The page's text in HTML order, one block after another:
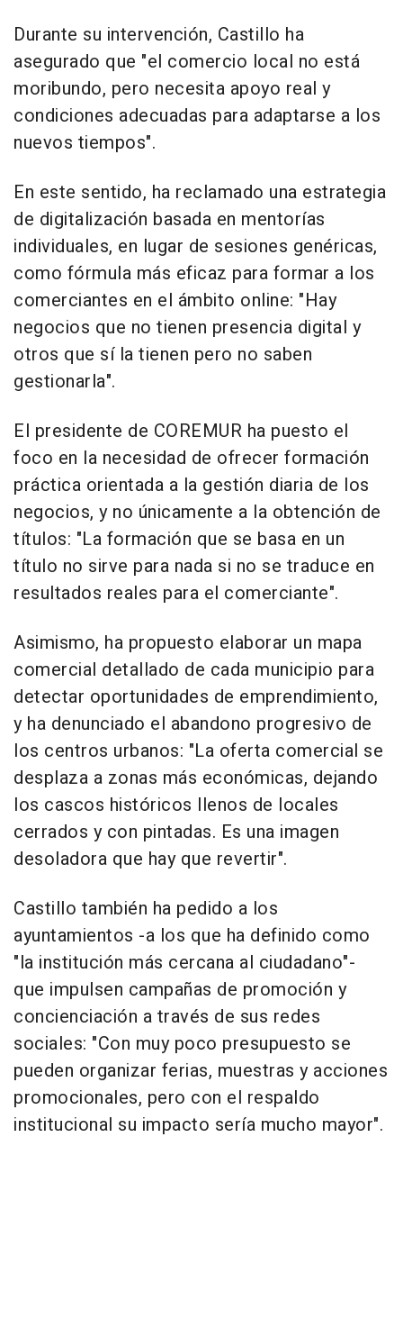
Durante su intervención, Castillo ha
asegurado que "el comercio local no está
moribundo, pero necesita apoyo real y
condiciones adecuadas para adaptarse a los
nuevos tiempos".
En este sentido, ha reclamado una estrategia
de digitalización basada en mentorías
individuales, en lugar de sesiones genéricas,
como fórmula más eficaz para formar a los
comerciantes en el ámbito online: "Hay
negocios que no tienen presencia digital y
otros que sí la tienen pero no saben
gestionarla".
El presidente de COREMUR ha puesto el
foco en la necesidad de ofrecer formación
práctica orientada a la gestión diaria de los
negocios, y no únicamente a la obtención de
títulos: "La formación que se basa en un
título no sirve para nada si no se traduce en
resultados reales para el comerciante".
Asimismo, ha propuesto elaborar un mapa
comercial detallado de cada municipio para
detectar oportunidades de emprendimiento,
y ha denunciado el abandono progresivo de
los centros urbanos: "La oferta comercial se
desplaza a zonas más económicas, dejando
los cascos históricos llenos de locales
cerrados y con pintadas. Es una imagen
desoladora que hay que revertir".
Castillo también ha pedido a los
ayuntamientos -a los que ha definido como
"la institución más cercana al ciudadano"-
que impulsen campañas de promoción y
concienciación a través de sus redes
sociales: "Con muy poco presupuesto se
pueden organizar ferias, muestras y acciones
promocionales, pero con el respaldo
institucional su impacto sería mucho mayor".